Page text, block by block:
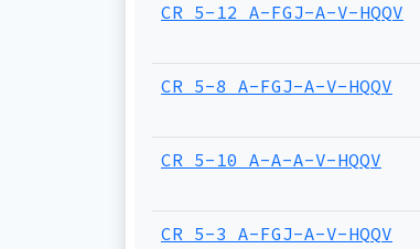
CR 5-12 A-FGJ-A-V-HQQV
CR 5-8 A-FGJ-A-V-HQQV
CR 5-10 A-A-A-V-HQQV
CR 5-3 A-FGJ-A-V-HQQV